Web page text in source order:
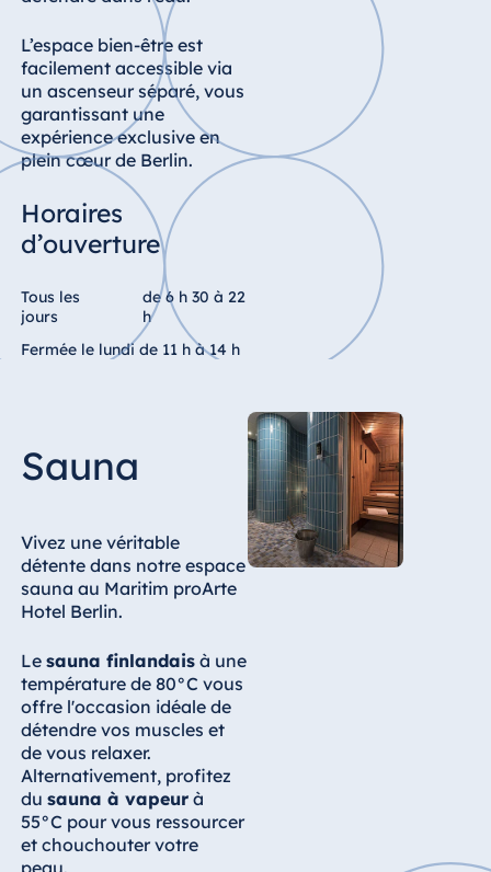
Seehotel
Timmendorfer
Strand
TitiseeHotel
Titisee-Neustadt
Strandhotel
Hotel Ulm
Star-Apart Hansa
Hotel Wiesbaden
Hotel Würzburg
Jolie Ville Resort
& Casino Sharm
Albanie
Tirana
Resort Marina
Bay
Bulgarie
Hotel Paradise
L’espace bien-être est
facilement accessible via
un ascenseur séparé, vous
garantissant une
expérience exclusive en
plein cœur de Berlin.
Horaires
d’ouverture
Tous les
jours
de 6 h 30 à 22
h
Fermée le lundi de 11 h à 14 h
Sauna
Vivez une véritable
détente dans notre espace
sauna au Maritim proArte
Hotel Berlin.
Le sauna finlandaisà une
température de 80°C vous
offre l'occasion idéale de
détendre vos muscles et
de vous relaxer.
Alternativement, profitez
du sauna à vapeurà
55°C pour vous ressourcer
et chouchouter votre
peau.